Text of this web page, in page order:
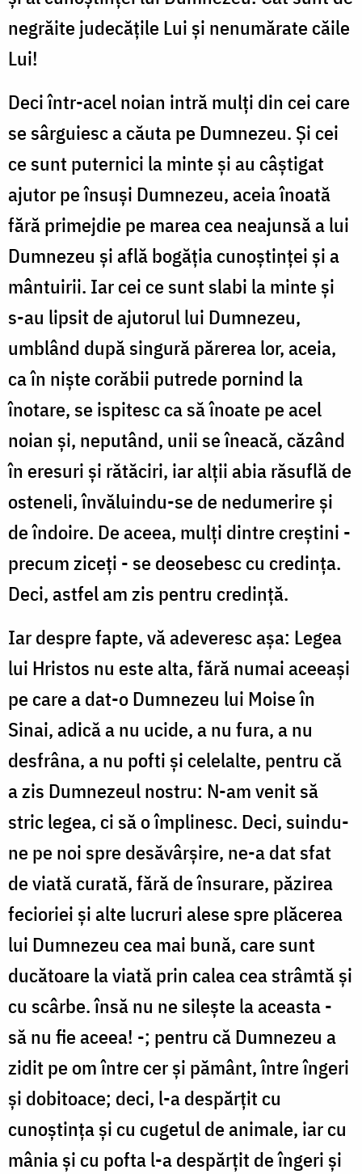
negrăite judecățile Lui și nenumărate căile
Lui!
Deci într-acel noian intră mulți din cei care
se sârguiesc a căuta pe Dumnezeu. Și cei
ce sunt puternici la minte și au câștigat
ajutor pe însuși Dumnezeu, aceia înoată
fără primejdie pe marea cea neajunsă a lui
Dumnezeu și află bogăția cunoștinței și a
mântuirii. Iar cei ce sunt slabi la minte și
s-au lipsit de ajutorul lui Dumnezeu,
umblând după singură părerea lor, aceia,
ca în niște corăbii putrede pornind la
înotare, se ispitesc ca să înoate pe acel
noian și, neputând, unii se îneacă, căzând
în eresuri și rătăciri, iar alții abia răsuflă de
osteneli, învăluindu-se de nedumerire și
de îndoire. De aceea, mulți dintre creștini -
precum ziceți - se deosebesc cu credința.
Deci, astfel am zis pentru credință.
Iar despre fapte, vă adeveresc așa: Legea
lui Hristos nu este alta, fără numai aceeași
pe care a dat-o Dumnezeu lui Moise în
Sinai, adică a nu ucide, a nu fura, a nu
desfrâna, a nu pofti și celelalte, pentru că
a zis Dumnezeul nostru: N-am venit să
stric legea, ci să o împlinesc. Deci, suindu-
ne pe noi spre desăvârșire, ne-a dat sfat
de viată curată, fără de însurare, păzirea
fecioriei și alte lucruri alese spre plăcerea
lui Dumnezeu cea mai bună, care sunt
ducătoare la viată prin calea cea strâmtă și
cu scârbe. însă nu ne silește la aceasta -
să nu fie aceea! -; pentru că Dumnezeu a
zidit pe om între cer și pământ, între îngeri
și dobitoace; deci, l-a despărțit cu
cunoștința și cu cugetul de animale, iar cu
mânia și cu pofta l-a despărțit de îngeri și